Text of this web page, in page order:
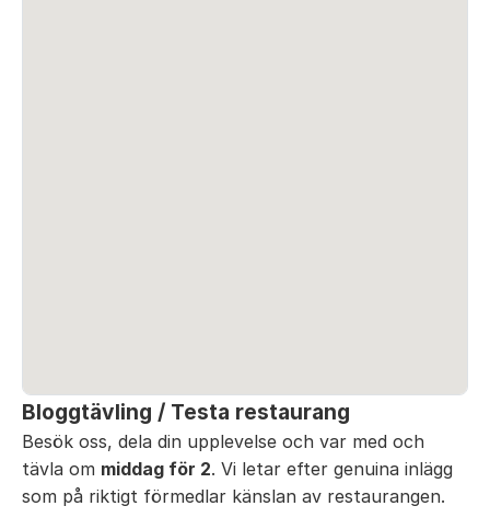
Bloggtävling / Testa restaurang
Besök oss, dela din upplevelse och var med och
tävla om middag för 2. Vi letar efter genuina inlägg
som på riktigt förmedlar känslan av restaurangen.